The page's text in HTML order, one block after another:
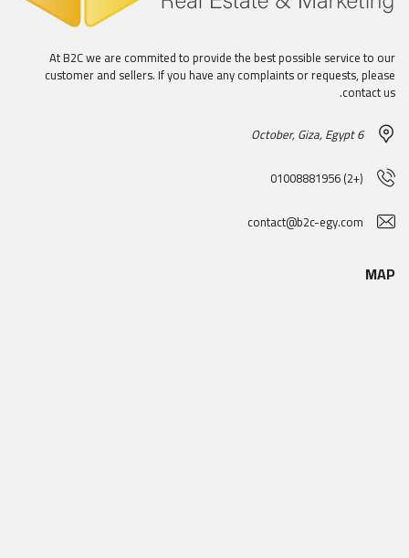
At B2C we are commited to provide the best possible service to our
customer and sellers. If you have any complaints or requests, please
contact us.
6 October, Giza, Egypt
(+2) 01008881956
contact@b2c-egy.com
MAP